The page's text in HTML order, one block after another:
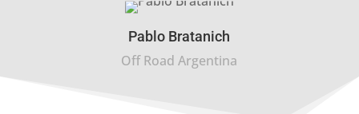
Pablo Bratanich
Off Road Argentina